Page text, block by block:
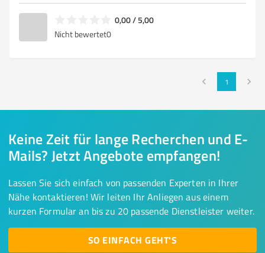
0,00 / 5,00
Nicht bewertet0
1
Keine Zeit für lange Recherchen und E-
Mails? Jetzt Angebote empfangen!
Lassen Sie sich einfach von passenden Experten in Ihrer
Nähe kontaktieren! Wir leiten Ihr Anliegen aus einem
kurzen Formular an bis zu 20 passende Dienstleister weiter.
SO EINFACH GEHT'S